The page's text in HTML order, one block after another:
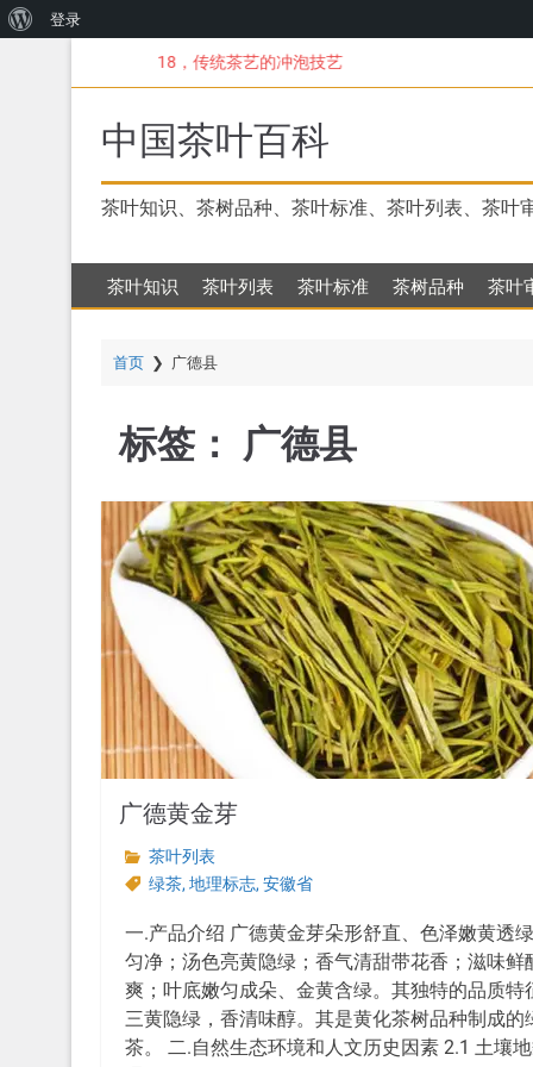
WordPress
登录
到
18，传统茶艺的冲泡技艺
中国茶叶百科
茶叶知识、茶树品种、茶叶标准、茶叶列表、茶叶
茶叶知识 茶叶列表 茶叶标准 茶树品种 茶叶
首页❯ 广德县
标签： 广德县
广德黄金芽
茶叶列表
绿茶, 地理标志, 安徽省
一.产品介绍 广德黄金芽朵形舒直、色泽嫩黄透绿
匀净；汤色亮黄隐绿；香气清甜带花香；滋味鲜
爽；叶底嫩匀成朵、金黄含绿。其独特的品质特
三黄隐绿，香清味醇。其是黄化茶树品种制成的
茶。 二.自然生态环境和人文历史因素 2.1 土壤